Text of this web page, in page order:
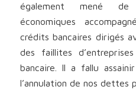
également mené de
économiques
crédits bancaires dirigés
des faillites
bancaire. Il a fallu
l’annulation de nos dettes